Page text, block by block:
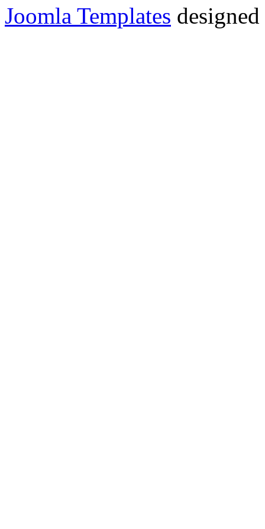
Joomla Templates